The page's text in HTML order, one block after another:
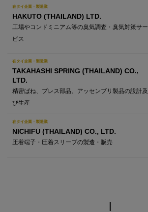
在タイ企業・製造業
HAKUTO (THAILAND) LTD.
工場やコンドミニアム等の臭気調査・臭気対策サー
ビス
在タイ企業・製造業
TAKAHASHI SPRING (THAILAND) CO.,
LTD.
精密ばね、プレス部品、アッセンブリ製品の設計及
び生産
在タイ企業・製造業
NICHIFU (THAILAND) CO., LTD.
圧着端子・圧着スリーブの製造・販売